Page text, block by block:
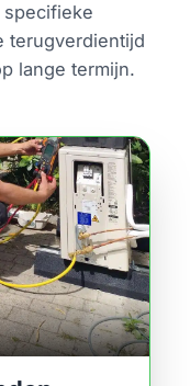
terugverdientijd
lange termijn.